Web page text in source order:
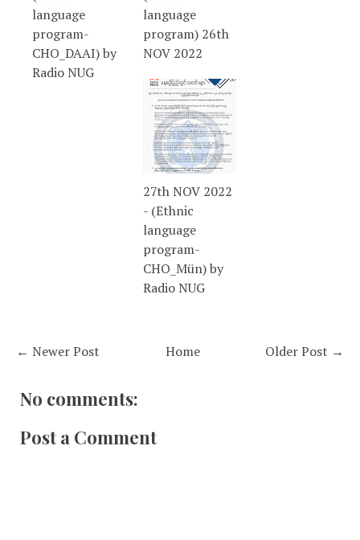
language
program-
CHO_DAAI) by
Radio NUG
language
program) 26th
NOV 2022
27th NOV 2022
- (Ethnic
language
program-
CHO_Mün) by
Radio NUG
← Newer Post Older Post →
Home
No comments:
Post a Comment